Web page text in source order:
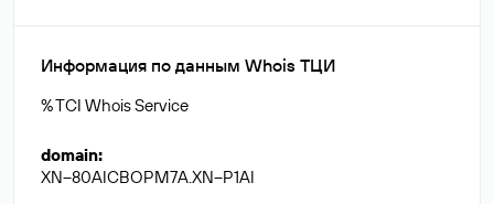
Информация по данным Whois ТЦИ
% TCI Whois Service
domain:
XN--80AICBOPM7A.XN--P1AI